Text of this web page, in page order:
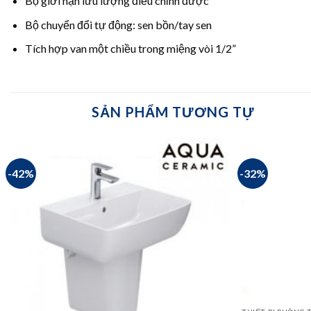
Bộ chuyển đổi tự động: sen bồn/tay sen
Tích hợp van một chiều trong miệng vòi 1/2”
SẢN PHẨM TƯƠNG TỰ
-42% -32%